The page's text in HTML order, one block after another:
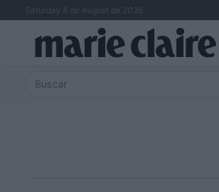
Saturday 8 de August de 2026